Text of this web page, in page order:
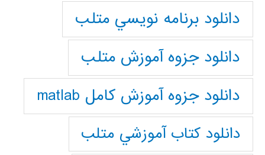
دانلود برنامه نويسي متلب
دانلود جزوه آموزش متلب
دانلود جزوه آموزش کامل matlab
دانلود كتاب آموزشي متلب